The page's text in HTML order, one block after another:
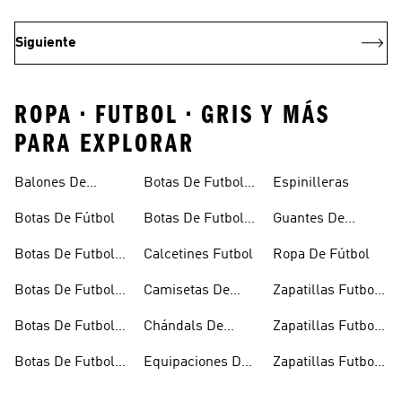
Siguiente
ROPA • FUTBOL • GRIS Y MÁS
PARA EXPLORAR
Balones De
Botas De Fútbol
Botas De Futbol
Botas De Futbol
Botas De Futbol
Botas De Futbol
Botas De Futbol
Botas De Futbol
Calcetines Futbol
Camisetas De
Chándals De
Equipaciones De
Espinilleras
Guantes De
Ropa De Fútbol
Zapatillas Futbol
Zapatillas Futbol
Zapatillas Futbol